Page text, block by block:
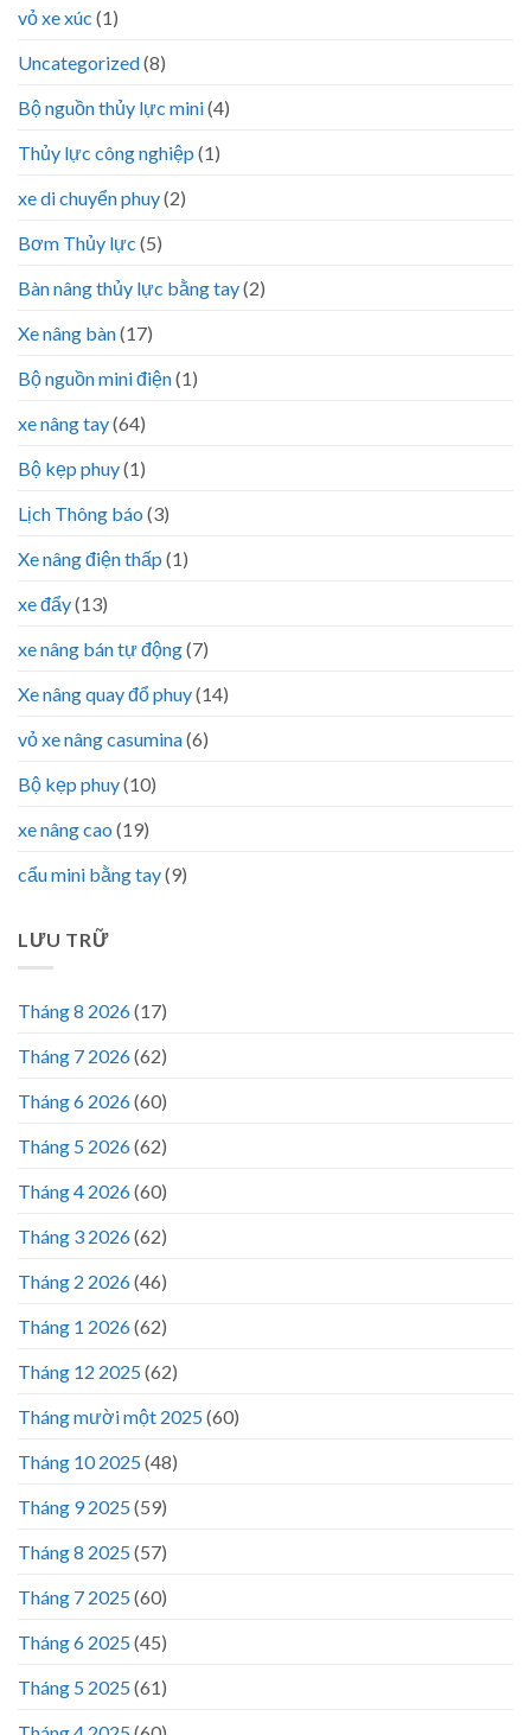
vỏ xe xúc (1)
Uncategorized(8)
Bộ nguồn thủy lực mini(4)
Thủy lực công nghiệp (1)
xe di chuyển phuy(2)
Bơm Thủy lực (5)
Bàn nâng thủy lực bằng tay(2)
Xe nâng bàn(17)
Bộ nguồn mini điện(1)
xe nâng tay(64)
Bộ kẹp phuy(1)
Lịch Thông báo (3)
Xe nâng điện thấp (1)
xe đẩy(13)
xe nâng bán tự động(7)
Xe nâng quay đổ phuy(14)
vỏ xe nâng casumina(6)
Bộ kẹp phuy(10)
xe nâng cao (19)
cẩu mini bằng tay(9)
LƯU TRỮ
Tháng 8 2026(17)
Tháng 7 2026(62)
Tháng 6 2026(60)
Tháng 5 2026(62)
Tháng 4 2026(60)
Tháng 3 2026(62)
Tháng 2 2026(46)
Tháng 1 2026(62)
Tháng 12 2025(62)
Tháng mười một 2025(60)
Tháng 10 2025(48)
Tháng 9 2025(59)
Tháng 8 2025(57)
Tháng 7 2025(60)
Tháng 6 2025(45)
Tháng 5 2025(61)